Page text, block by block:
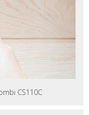
CS110C